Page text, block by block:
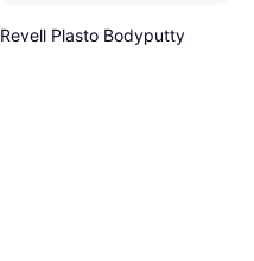
Revell Plasto Bodyputty